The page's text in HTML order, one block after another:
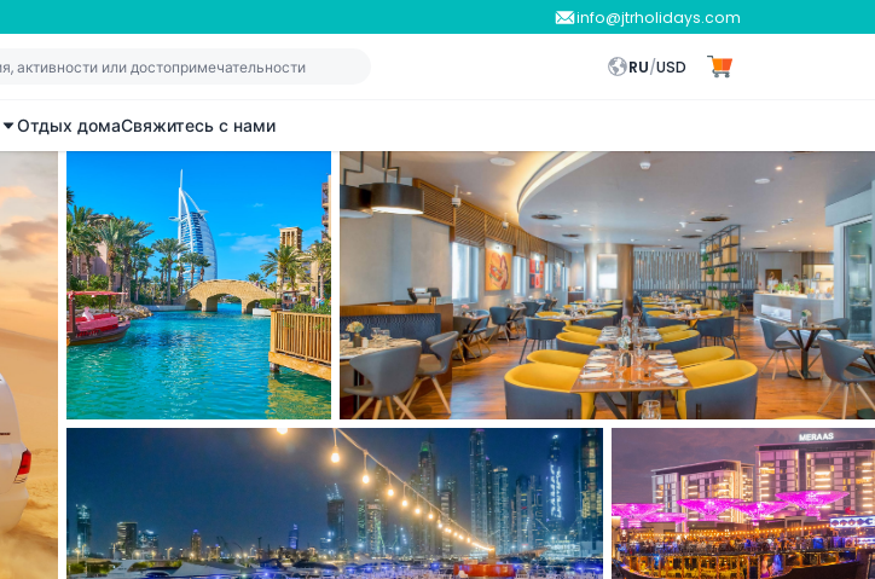
info@jtrholidays.com
RU/USD
Отдых домаСвяжитесь с нами